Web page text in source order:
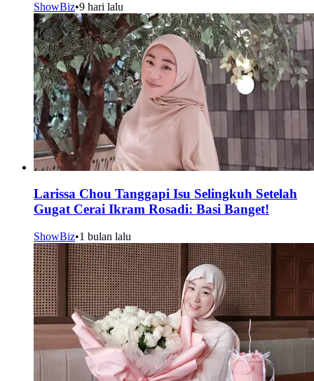
ShowBiz•9 hari lalu
Larissa Chou Tanggapi Isu Selingkuh Setelah
Gugat Cerai Ikram Rosadi: Basi Banget!
ShowBiz•1 bulan lalu